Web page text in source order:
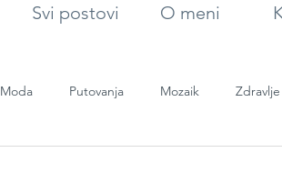
Svi postovi O meni
Moda Putovanja Mozaik Zdravlje